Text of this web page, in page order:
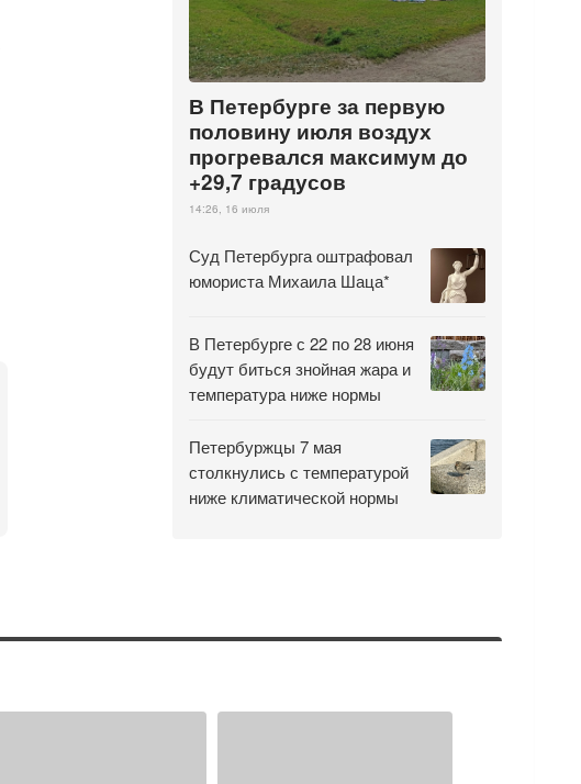
В Петербурге за первую
половину июля воздух
прогревался максимум до
+29,7 градусов
14:26, 16 июля
Суд Петербурга оштрафовал
юмориста Михаила Шаца*
В Петербурге с 22 по 28 июня
будут биться знойная жара и
температура ниже нормы
Петербуржцы 7 мая
столкнулись с температурой
ниже климатической нормы